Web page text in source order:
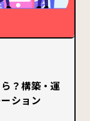
？構築・運
ション